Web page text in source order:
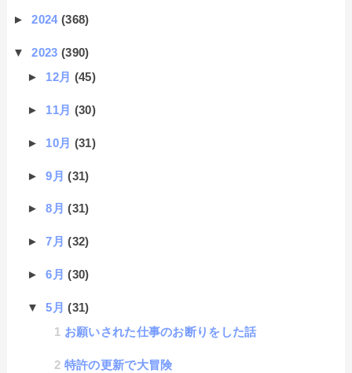
►2024(368)
▼2023(390)
► 12月 (45)
► 11月 (30)
► 10月 (31)
►9月(31)
►8月(31)
►7月(32)
►6月(30)
▼5月(31)
お願いされた仕事のお断りをした話
特許の更新で大冒険